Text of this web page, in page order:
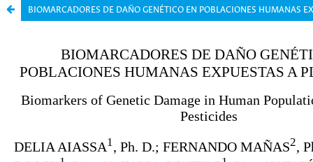
BIOMARCADORES DE DAÑO GENÉTICO EN POBLACIONES HUMANAS